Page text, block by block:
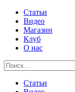
Статьи
Видео
Магазин
Клуб
О нас
Статьи